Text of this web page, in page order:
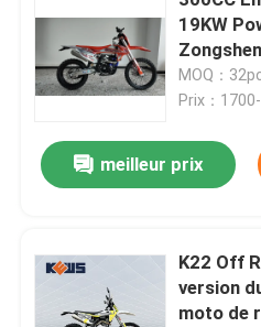
19KW
Off-Road
MOQ：
Prix：
meilleur prix
K22 Off
version
moto de